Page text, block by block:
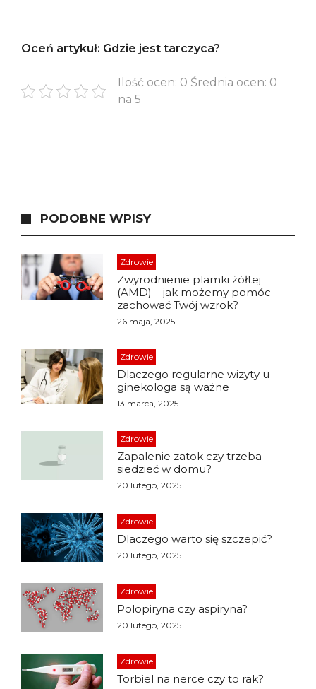
Oceń artykuł: Gdzie jest tarczyca?
Ilość ocen: 0 Średnia ocen: 0
na 5
PODOBNE WPISY
Zdrowie
Zwyrodnienie plamki żółtej
(AMD) – jak możemy pomóc
zachować Twój wzrok?
26 maja, 2025
Zdrowie
Dlaczego regularne wizyty u
ginekologa są ważne
13 marca, 2025
Zdrowie
Zapalenie zatok czy trzeba
siedzieć w domu?
20 lutego, 2025
Zdrowie
Dlaczego warto się szczepić?
20 lutego, 2025
Zdrowie
Polopiryna czy aspiryna?
20 lutego, 2025
Zdrowie
Torbiel na nerce czy to rak?